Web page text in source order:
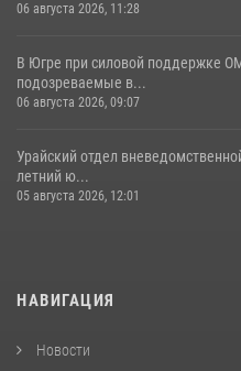
06 августа 2026, 11:28
В Югре при силовой поддержке
подозреваемые в...
06 августа 2026, 09:07
Урайский отдел
летний ю...
05 августа 2026, 12:01
НАВИГАЦИЯ
Новости